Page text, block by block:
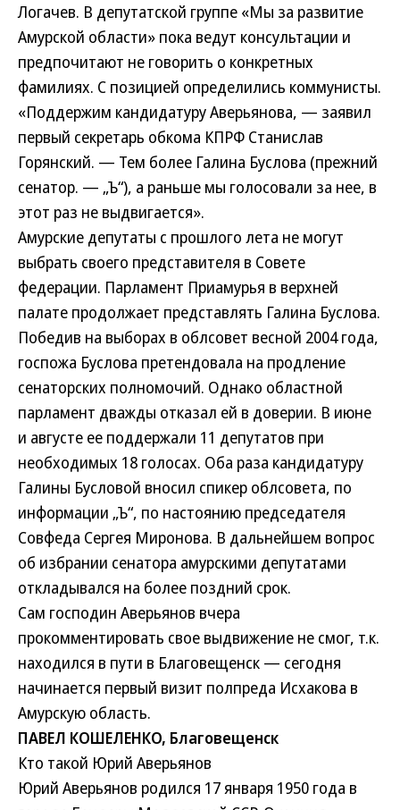
Логачев. В депутатской группе «Мы за развитие
Амурской области» пока ведут консультации и
предпочитают не говорить о конкретных
фамилиях. С позицией определились коммунисты.
«Поддержим кандидатуру Аверьянова, — заявил
первый секретарь обкома КПРФ Станислав
Горянский. — Тем более Галина Буслова (прежний
сенатор. — „Ъ“), а раньше мы голосовали за нее, в
этот раз не выдвигается».
Амурские депутаты с прошлого лета не могут
выбрать своего представителя в Совете
федерации. Парламент Приамурья в верхней
палате продолжает представлять Галина Буслова.
Победив на выборах в облсовет весной 2004 года,
госпожа Буслова претендовала на продление
сенаторских полномочий. Однако областной
парламент дважды отказал ей в доверии. В июне
и августе ее поддержали 11 депутатов при
необходимых 18 голосах. Оба раза кандидатуру
Галины Бусловой вносил спикер облсовета, по
информации „Ъ“, по настоянию председателя
Совфеда Сергея Миронова. В дальнейшем вопрос
об избрании сенатора амурскими депутатами
откладывался на более поздний срок.
Сам господин Аверьянов вчера
прокомментировать свое выдвижение не смог, т.к.
находился в пути в Благовещенск — сегодня
начинается первый визит полпреда Исхакова в
Амурскую область.
ПАВЕЛ КОШЕЛЕНКО, Благовещенск
Кто такой Юрий Аверьянов
Юрий Аверьянов родился 17 января 1950 года в